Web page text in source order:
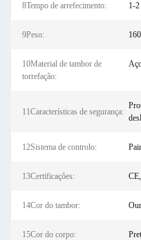
8Tempo de arrefecimento: 1-
9Peso:
10Material de tambor de
torrefação:
11Características de segurança:
12Sistema de controlo:
13Certificações:
14Cor do tambor:
15Cor do corpo: